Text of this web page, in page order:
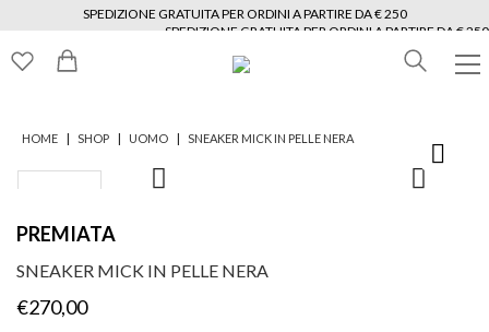
SPEDIZIONE GRATUITA PER ORDINI A PARTIRE DA € 250
SPEDIZIONE GRATUITA PER ORDINI A PARTIRE DA € 250
SPEDIZIONE GRATUITA PER ORDINI A PARTIRE DA € 250
SPEDIZIONE GRATUITA PER ORDINI A PARTIRE DA € 250
HOME | SHOP | UOMO | SNEAKER MICK IN PELLE NERA
PREMIATA
SNEAKER MICK IN PELLE NERA
€270,00